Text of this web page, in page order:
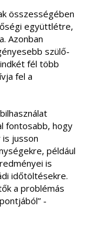
összességében
együttlétre,
Azonban
szülő-
fél több
fel a
fontosabb, hogy
is jusson
például
is
időtöltésekre.
a problémás
-